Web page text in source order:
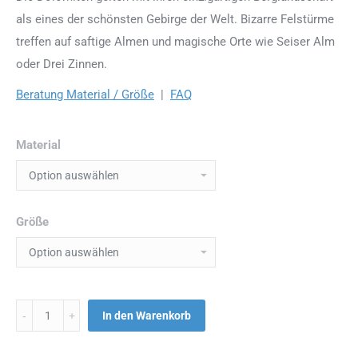
als eines der schönsten Gebirge der Welt. Bizarre Felstürme
treffen auf saftige Almen und magische Orte wie Seiser Alm
oder Drei Zinnen.
Beratung Material / Größe | FAQ
Material
Größe
Menge In den Warenkorb